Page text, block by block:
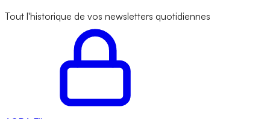
Tout l'historique de vos newsletters quotidiennes